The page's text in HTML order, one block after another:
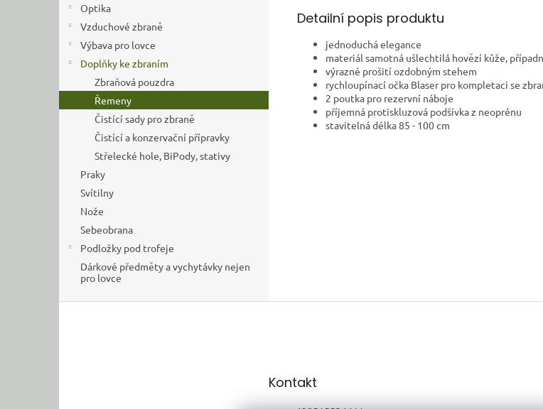
Optika
Vzduchové zbraně
Výbava pro lovce
Doplňky ke zbraním
Zbraňová pouzdra
Řemeny
Čistící sady pro zbraně
Čistící a konzervační přípravky
Střelecké hole, BiPody, stativy
Praky
Svítilny
Nože
Sebeobrana
Podložky pod trofeje
Dárkové předměty a vychytávky nejen
pro lovce
Detailní popis produktu
jednoduchá elegance
materiál samotná ušlechtilá hovězí kůže,
výrazné prošití ozdobným stehem
rychloupínací očka Blaser pro kompletaci se
2 poutka pro rezervní náboje
příjemná protiskluzová podšívka z neoprénu
stavitelná délka 85 - 100 cm
Kontakt